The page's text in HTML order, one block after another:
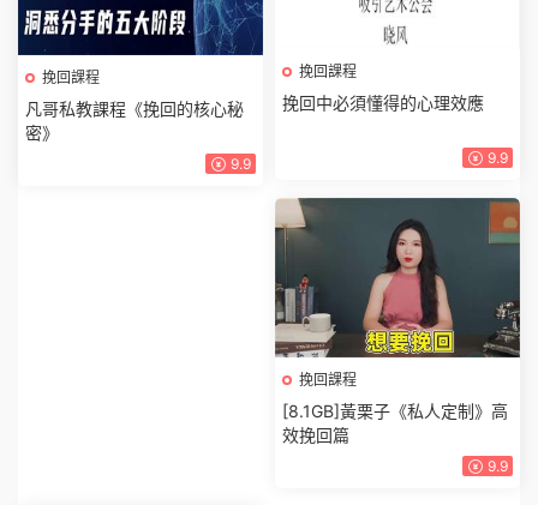
挽回課程
凡哥私教課程《挽回的核心秘
密》
9.9
挽回課程
挽回中必須懂得的心理效應
9.9
挽回課程
[8.1GB]黃栗子《私人定制》高
效挽回篇
9.9